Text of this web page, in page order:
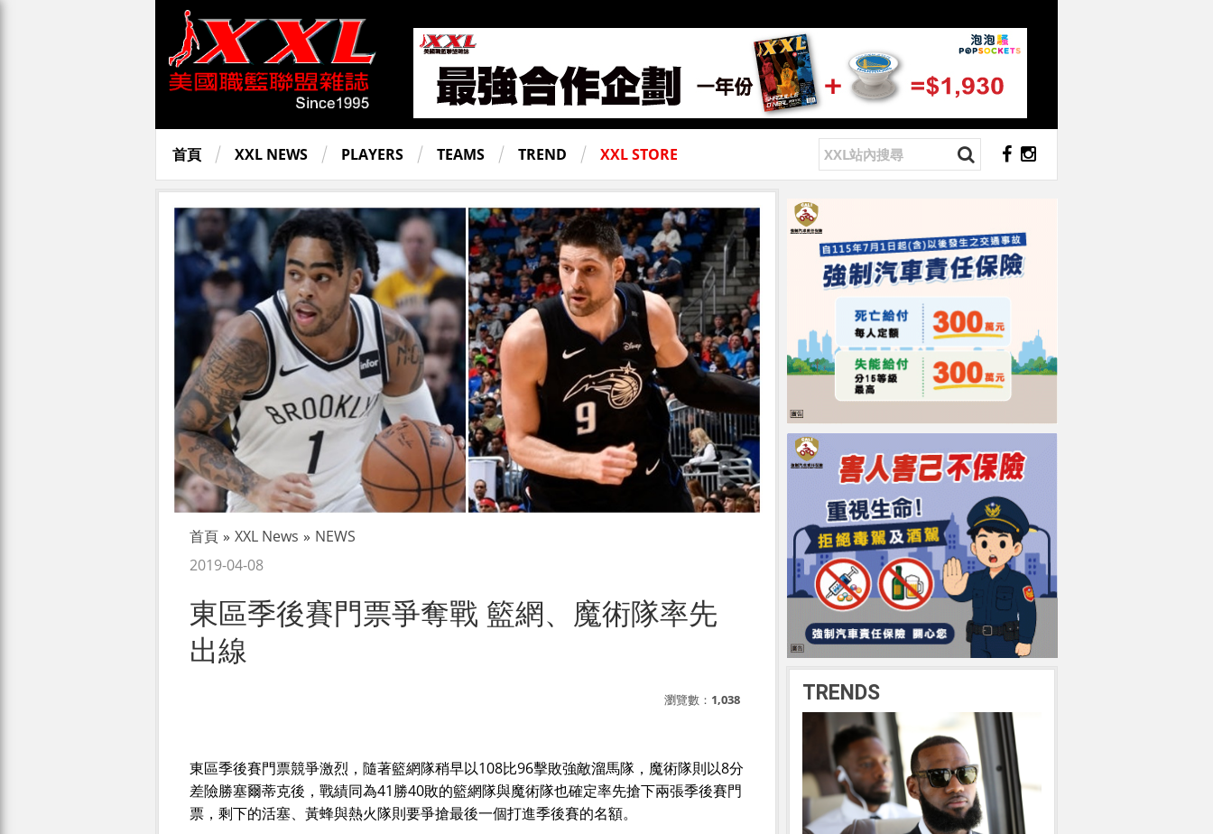
首頁 XXL NEWS PLAYERS TEAMS TREND XXL STORE
首頁 » XXL News » NEWS
2019-04-08
東區季後賽門票爭奪戰 籃網、魔術隊率先
出線
瀏覽數： 1,038
東區季後賽門票競爭激烈，隨著籃網隊稍早以108比96擊敗強敵溜馬隊，魔術隊則以8分
差險勝塞爾蒂克後，戰績同為41勝40敗的籃網隊與魔術隊也確定率先搶下兩張季後賽門
票，剩下的活塞、黃蜂與熱火隊則要爭搶最後一個打進季後賽的名額。
TRENDS